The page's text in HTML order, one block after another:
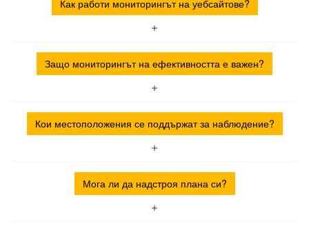
Как работи мониторингът на уебсайтове?
Защо мониторингът на ефективността е важен?
Кои местоположения се поддържат за наблюдение?
Мога ли да надстроя плана си?